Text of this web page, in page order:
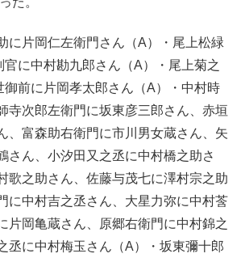
に片岡仁左衛門さん（A）・尾上松緑
官に中村勘九郎さん（A）・尾上菊之
御前に片岡孝太郎さん（A）・中村時
寺次郎左衛門に坂東彦三郎さん、赤垣
、富森助右衛門に市川男女蔵さん、矢
さん、小汐田又之丞に中村橋之助さ
歌之助さん、佐藤与茂七に澤村宗之助
に中村吉之丞さん、大星力弥に中村莟
片岡亀蔵さん、原郷右衛門に中村錦之
丞に中村梅玉さん（A）・坂東彌十郎